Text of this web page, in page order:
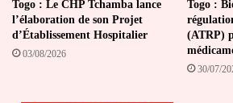
Togo : Le CHP Tchamba lance
l’élaboration de son Projet
d’Établissement Hospitalier
03/08/2026
Togo :
(ATRP)
30/07/